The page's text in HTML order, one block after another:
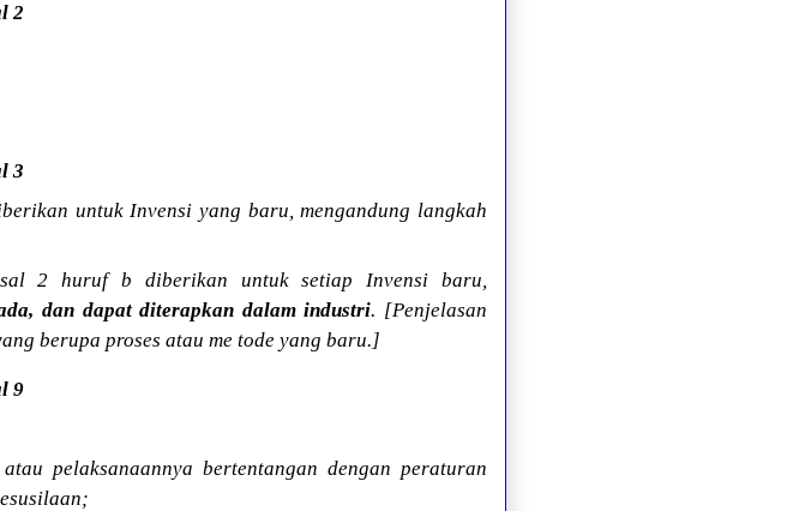
2
3
untuk Invensi yang baru, mengandung langkah
2 huruf b diberikan untuk setiap Invensi baru,
dan dapat diterapkan dalam industri. [Penjelasan
berupa proses atau me tode yang baru.]
9
pelaksanaannya bertentangan dengan peraturan